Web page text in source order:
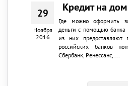
29
Ноября
2016
Кредит на дом
Где можно оформить
деньги с помощью банка
из них предоставляют
российских банков
Сбербанк, Ренессанс, ...